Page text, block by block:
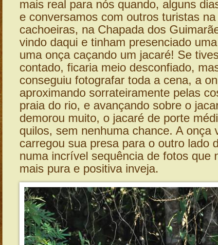
mais real para nós quando, alguns
e conversamos com outros turistas
cachoeiras, na Chapada dos
vindo daqui e tinham presenciado
uma onça caçando um jacaré! Se
contado, ficaria meio desconfiado,
conseguiu fotografar toda a cena, a
aproximando sorrateiramente pelas
praia do rio, e avançando sobre o
demorou muito, o jacaré de porte
quilos, sem nenhuma chance. A onça
carregou sua presa para o outro lado
numa incrível sequência de fotos que
mais pura e positiva inveja.